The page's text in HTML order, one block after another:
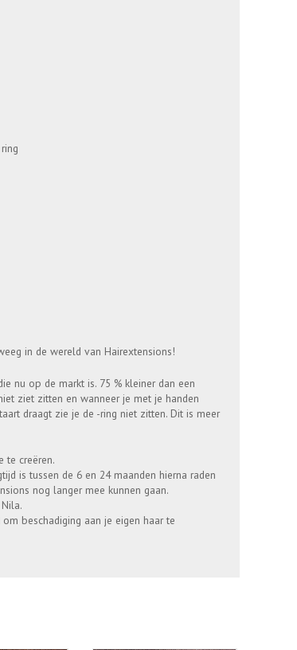
in de wereld van Hairextensions!
nu op de markt is. 75 % kleiner dan een
ziet zitten en wanneer je met je handen
draagt zie je de -ring niet zitten. Dit is meer
te creëren.
is tussen de 6 en 24 maanden hierna raden
nog langer mee kunnen gaan.
beschadiging aan je eigen haar te